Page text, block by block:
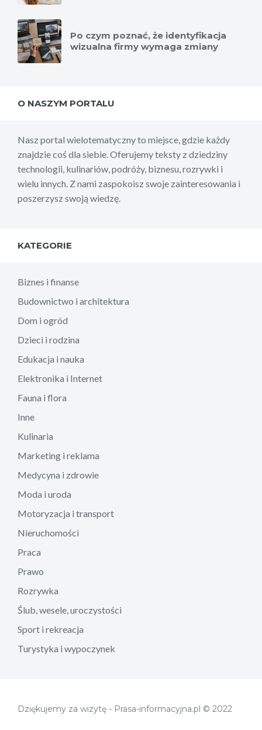
Po czym poznać, że identyfikacja
wizualna firmy wymaga zmiany
O NASZYM PORTALU
Nasz portal wielotematyczny to miejsce, gdzie każdy
znajdzie coś dla siebie. Oferujemy teksty z dziedziny
technologii, kulinariów, podróży, biznesu, rozrywki i
wielu innych. Z nami zaspokoisz swoje zainteresowania i
poszerzysz swoją wiedzę.
KATEGORIE
Biznes i finanse
Budownictwo i architektura
Dom i ogród
Dzieci i rodzina
Edukacja i nauka
Elektronika i Internet
Fauna i flora
Inne
Kulinaria
Marketing i reklama
Medycyna i zdrowie
Moda i uroda
Motoryzacja i transport
Nieruchomości
Praca
Prawo
Rozrywka
Ślub, wesele, uroczystości
Sport i rekreacja
Turystyka i wypoczynek
Dziękujemy za wizytę - Prasa-informacyjna.pl © 2022